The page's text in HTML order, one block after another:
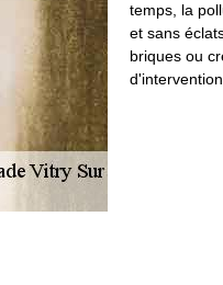
temps, la
et sans
briques ou